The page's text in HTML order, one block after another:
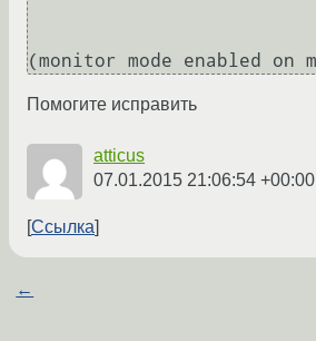
Помогите исправить
atticus
07.01.2015 21:06:54 +00:00
Ссылка
←